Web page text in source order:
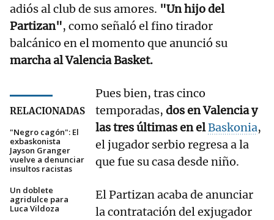
adiós al club de sus amores. "Un hijo del
Partizan", como señaló el fino tirador
balcánico en el momento que anunció su
marcha al Valencia Basket.
RELACIONADAS
"Negro cagón": El
exbaskonista
Jayson Granger
vuelve a denunciar
insultos racistas
Un doblete
agridulce para
Luca Vildoza
Pues bien, tras cinco
temporadas, dos en Valencia y
las tres últimas en elBaskonia,
el jugador serbio regresa a la
que fue su casa desde niño.
El Partizan acaba de anunciar
la contratación del exjugador